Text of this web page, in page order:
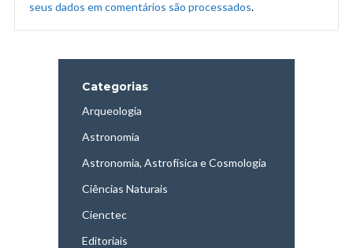
seus dados em comentários são processados.
Categorias
Arqueologia
Astronomia
Astronomia, Astrofísica e Cosmologia
Ciências Naturais
Cienctec
Editoriais